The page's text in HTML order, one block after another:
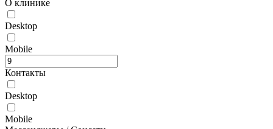
О клинике
Desktop
Mobile
Контакты
Desktop
Mobile